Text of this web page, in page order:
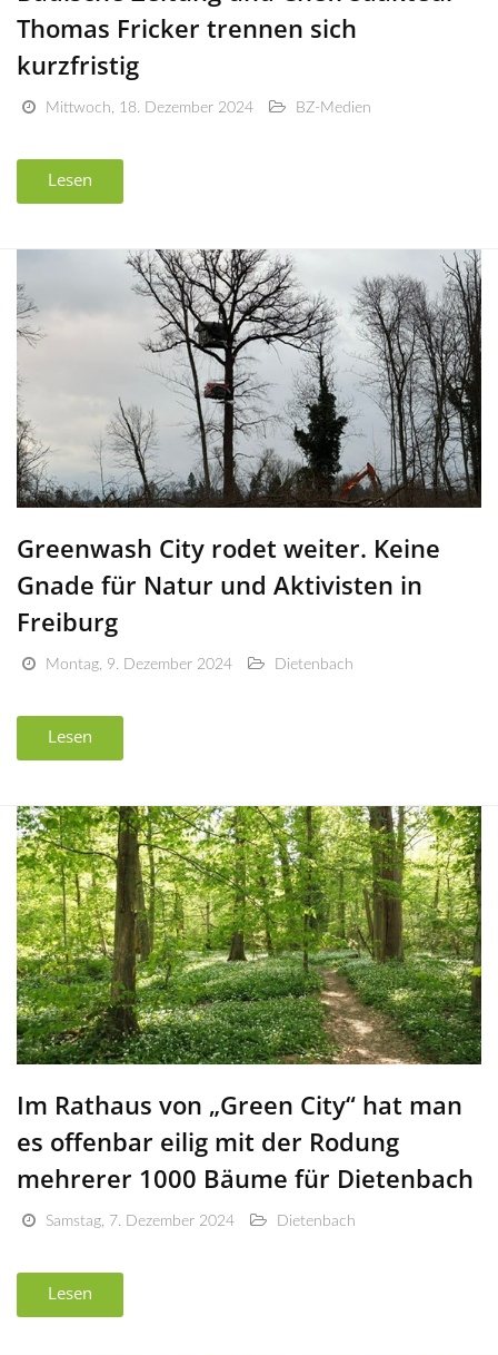
Thomas Fricker trennen sich
kurzfristig
Mittwoch, 18. Dezember 2024 BZ-Medien
Lesen
Greenwash City rodet weiter. Keine
Gnade für Natur und Aktivisten in
Freiburg
Montag, 9. Dezember 2024 Dietenbach
Lesen
Im Rathaus von „Green City“ hat man
es offenbar eilig mit der Rodung
mehrerer 1000 Bäume für Dietenbach
Samstag, 7. Dezember 2024 Dietenbach
Lesen